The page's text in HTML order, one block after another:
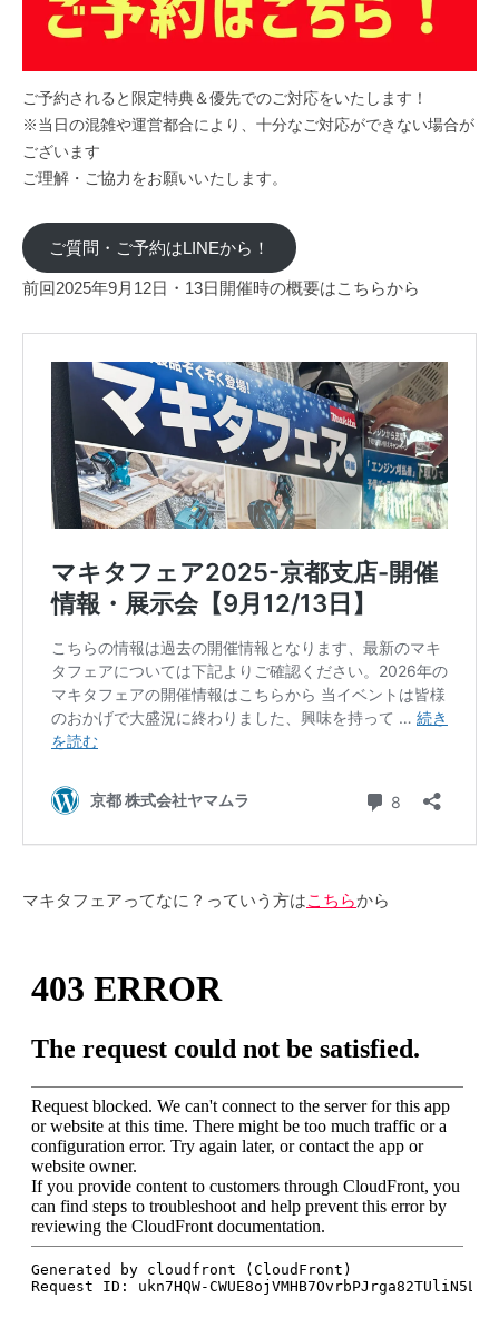
ご予約されると限定特典＆優先でのご対応をいたします！
※当日の混雑や運営都合により、十分なご対応ができない場合が
ございます
ご理解・ご協力をお願いいたします。
ご質問・ご予約はLINEから！
前回2025年9月12日・13日開催時の概要はこちらから
マキタフェアってなに？っていう方はこちらから